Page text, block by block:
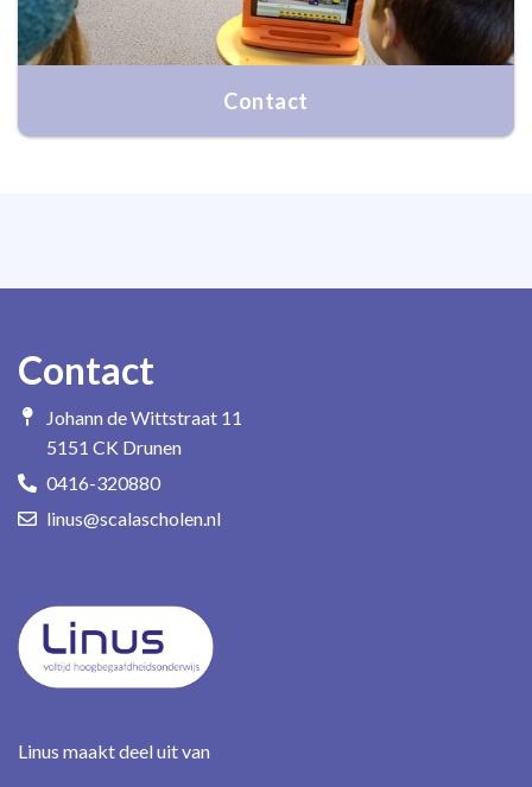
Contact
Contact
Johann de Wittstraat 11
5151 CK Drunen
0416-320880
linus@scalascholen.nl
Linus maakt deel uit van